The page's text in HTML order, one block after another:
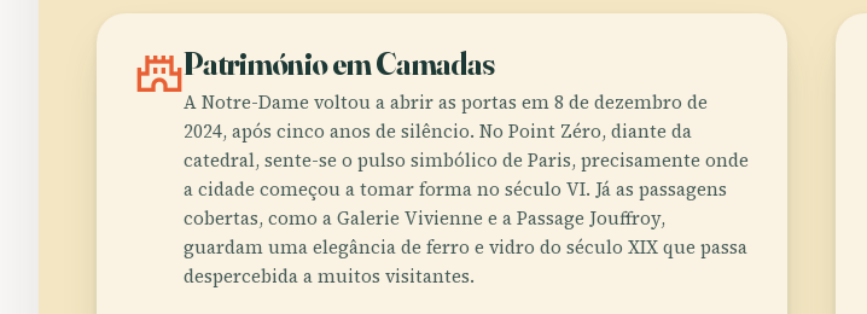
castlePatrimónio em Camadas
A Notre-Dame voltou a abrir as portas em 8 de dezembro de
2024, após cinco anos de silêncio. No Point Zéro, diante da
catedral, sente-se o pulso simbólico de Paris, precisamente onde
a cidade começou a tomar forma no século VI. Já as passagens
cobertas, como a Galerie Vivienne e a Passage Jouffroy,
guardam uma elegância de ferro e vidro do século XIX que passa
despercebida a muitos visitantes.